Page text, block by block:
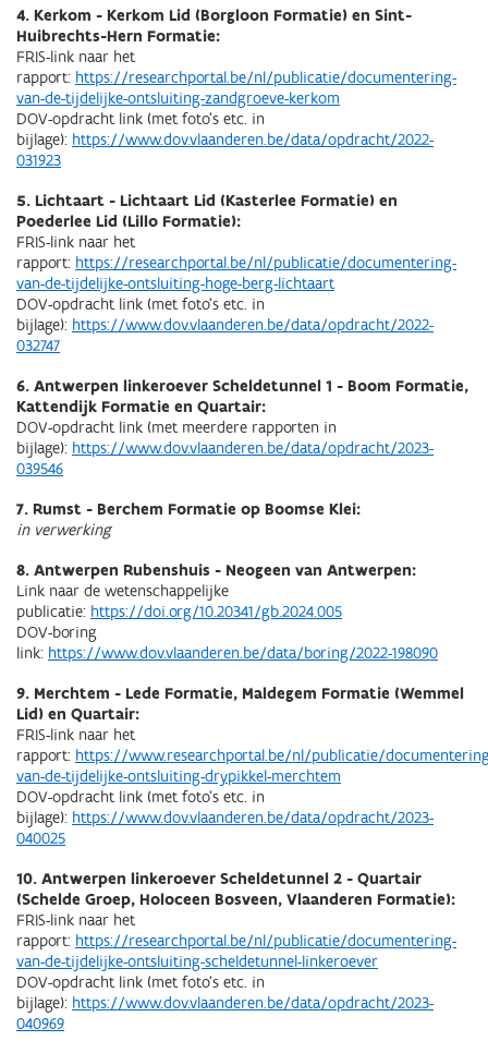
4. Kerkom - Kerkom Lid (Borgloon Formatie) en Sint-
Huibrechts-Hern Formatie:
FRIS-link naar het
rapport: https://researchportal.be/nl/publicatie/documentering-
van-de-tijdelijke-ontsluiting-zandgroeve-kerkom
DOV-opdracht link (met foto's etc. in
bijlage): https://www.dov.vlaanderen.be/data/opdracht/2022-
031923
5. Lichtaart - Lichtaart Lid (Kasterlee Formatie) en
Poederlee Lid (Lillo Formatie):
FRIS-link naar het
rapport: https://researchportal.be/nl/publicatie/documentering-
van-de-tijdelijke-ontsluiting-hoge-berg-lichtaart
DOV-opdracht link (met foto's etc. in
bijlage): https://www.dov.vlaanderen.be/data/opdracht/2022-
032747
6. Antwerpen linkeroever Scheldetunnel 1 - Boom Formatie,
Kattendijk Formatie en Quartair:
DOV-opdracht link (met meerdere rapporten in
bijlage): https://www.dov.vlaanderen.be/data/opdracht/2023-
039546
7. Rumst - Berchem Formatie op Boomse Klei:
in verwerking
8. Antwerpen Rubenshuis - Neogeen van Antwerpen:
Link naar de wetenschappelijke
publicatie: https://doi.org/10.20341/gb.2024.005
DOV-boring
link: https://www.dov.vlaanderen.be/data/boring/2022-198090
9. Merchtem - Lede Formatie, Maldegem Formatie (Wemmel
Lid) en Quartair:
FRIS-link naar het
rapport: https://www.researchportal.be/nl/publicatie/
van-de-tijdelijke-ontsluiting-drypikkel-merchtem
DOV-opdracht link (met foto's etc. in
bijlage): https://www.dov.vlaanderen.be/data/opdracht/2023-
040025
10. Antwerpen linkeroever Scheldetunnel 2 - Quartair
(Schelde Groep, Holoceen Bosveen, Vlaanderen Formatie):
FRIS-link naar het
rapport: https://researchportal.be/nl/publicatie/documentering-
van-de-tijdelijke-ontsluiting-scheldetunnel-linkeroever
DOV-opdracht link (met foto's etc. in
bijlage): https://www.dov.vlaanderen.be/data/opdracht/2023-
040969